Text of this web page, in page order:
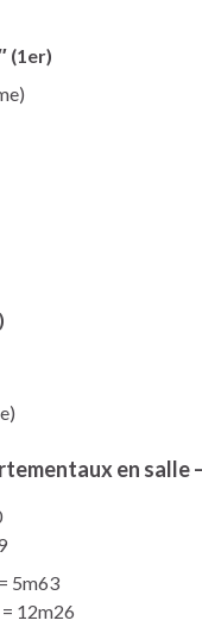
(1er)
en salle
5m63